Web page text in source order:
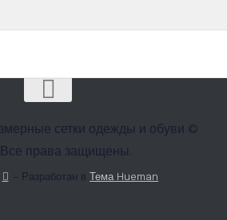
сетки одежды и обуви ©
права защищены.
- Разработан вТема Hueman